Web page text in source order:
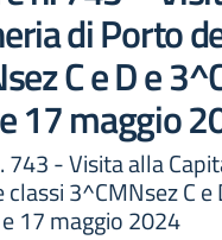
di Porto
C e D e
17 maggio
743 - Visita alla
3^CMNsez C e
17 maggio 2024